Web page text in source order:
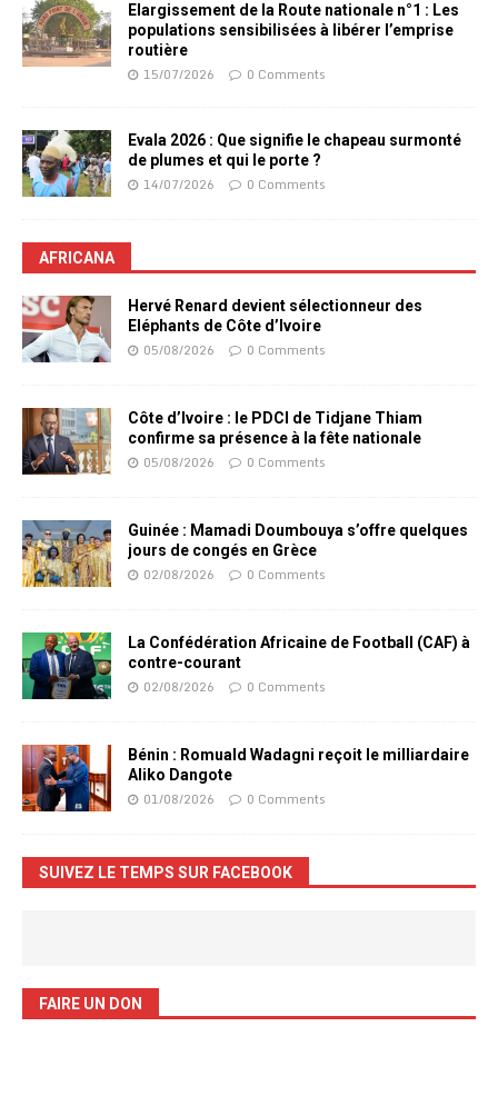
Elargissement de la Route nationale n°1 : Les
populations sensibilisées à libérer l’emprise
routière
15/07/2026 0 Comments
Evala 2026 : Que signifie le chapeau surmonté
de plumes et qui le porte ?
14/07/2026 0 Comments
AFRICANA
Hervé Renard devient sélectionneur des
Eléphants de Côte d’Ivoire
05/08/2026 0 Comments
Côte d’Ivoire : le PDCI de Tidjane Thiam
confirme sa présence à la fête nationale
05/08/2026 0 Comments
Guinée : Mamadi Doumbouya s’offre quelques
jours de congés en Grèce
02/08/2026 0 Comments
La Confédération Africaine de Football (CAF) à
contre-courant
02/08/2026 0 Comments
Bénin : Romuald Wadagni reçoit le milliardaire
Aliko Dangote
01/08/2026 0 Comments
SUIVEZ LE TEMPS SUR FACEBOOK
FAIRE UN DON